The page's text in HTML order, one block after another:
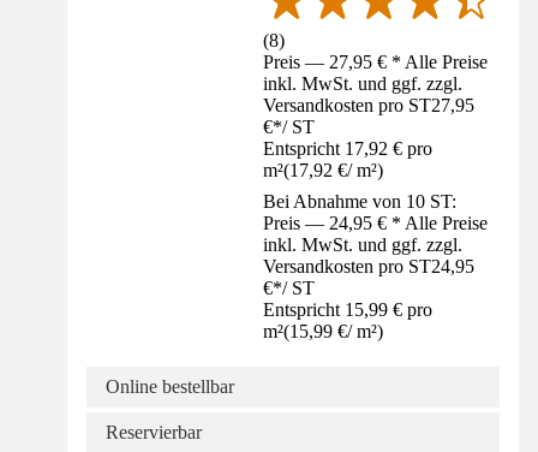
(8)
Preis — 27,95 € * Alle Preise
inkl. MwSt. und ggf. zzgl.
Versandkosten pro ST27,95
€*/ ST
Entspricht 17,92 € pro
m²(17,92 €/ m²)
Bei Abnahme von 10 ST:
Preis — 24,95 € * Alle Preise
inkl. MwSt. und ggf. zzgl.
Versandkosten pro ST24,95
€*/ ST
Entspricht 15,99 € pro
m²(15,99 €/ m²)
Online bestellbar
Reservierbar